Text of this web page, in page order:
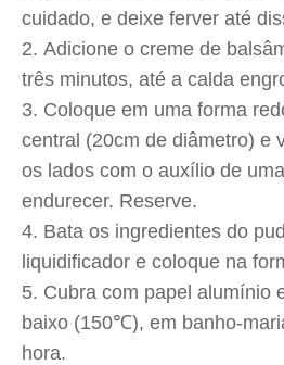
cuidado, e deixe ferver até
Adicione o creme de
três minutos, até a calda
Coloque em uma forma
central (20cm de diâmetro) e
os lados com o auxílio de
endurecer. Reserve.
Bata os ingredientes do
liquidificador e coloque na
Cubra com papel alumínio
baixo (150℃), em banho-
hora.